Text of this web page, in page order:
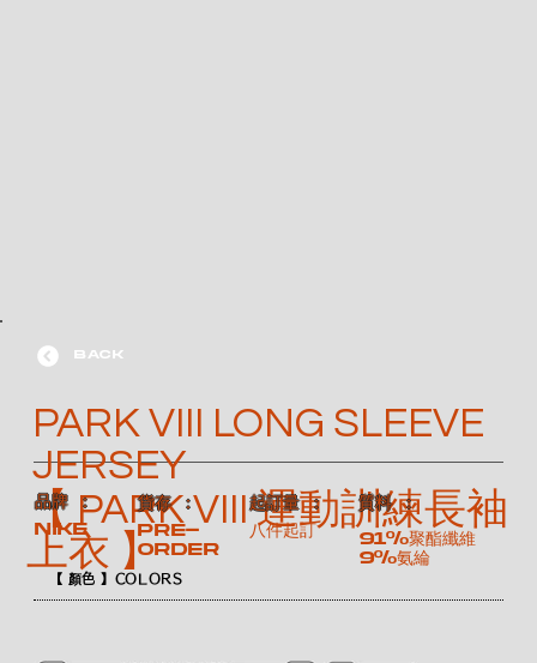
【 顏色 】COLORS
BACK
PARK VIII LONG SLEEVE
JERSEY
【 PARK VIII 運動訓練長袖
上衣 】
​品牌 ：
NIKE
​貨存 ：
Pre-
order
​起訂量 ：
八件起訂
​質料 ：
91%聚酯纖維
9%氨綸